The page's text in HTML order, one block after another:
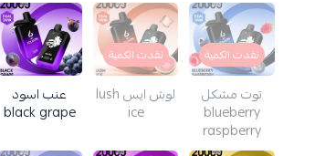
نفدت الكمية
توت مشكل
blueberry
raspberry
نفدت الكمية
لوش ايس lush
ice
عنب اسود
black grape